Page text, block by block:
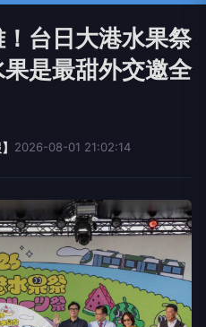
台日大港水果祭
是最甜外交邀全
2026-08-01 21:02:14